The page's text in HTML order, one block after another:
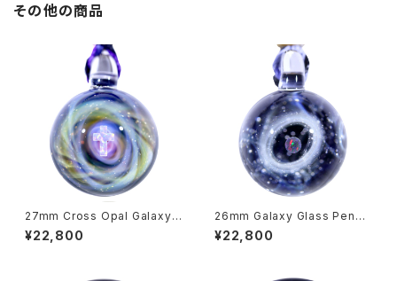
その他の商品
27mm Cross Opal Galaxy
Glass Pendant 宇宙ガラスペ
ンダント (螺旋状銀河） no.P14
¥22,800
26mm Galaxy Glass Penda
nt 宇宙ガラスペンダント (”リン
グ” シリーズ） no.P158
¥22,800